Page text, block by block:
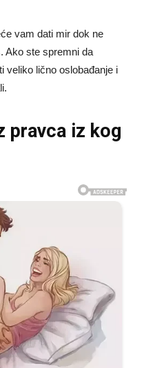
vam dati mir dok ne
Ako ste spremni da
veliko lično oslobađanje i
pravca iz kog